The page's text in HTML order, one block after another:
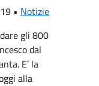
• Notizie
gli 800
dal
E’ la
alla